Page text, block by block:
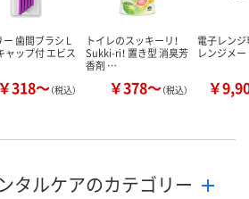
歯間ブラシ L
ャップ付 エビス
￥318～（税込）
トイレのスッキーリ！
Sukki-ri！ 置き型 消臭芳
香剤 …
￥378～（税込）
電子レン
レンジメ
￥
タルケアのカテゴリー